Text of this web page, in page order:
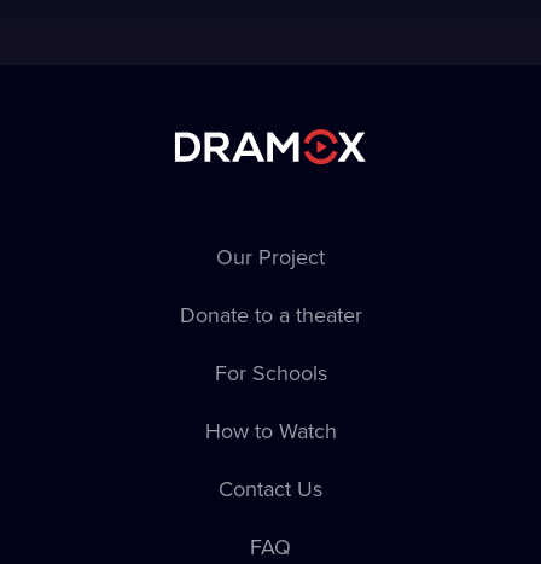
Our Project
Donate to a theater
For Schools
How to Watch
Contact Us
FAQ